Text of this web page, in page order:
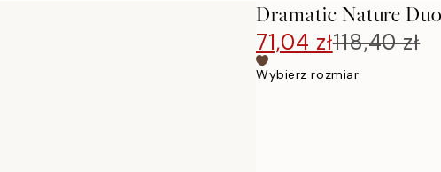
Dramatic Nature
71,04 zł118,40 zł
Wybierz rozmiar